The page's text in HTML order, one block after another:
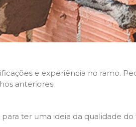
e experiência no ramo.
anteriores.
ter uma ideia da qualidade